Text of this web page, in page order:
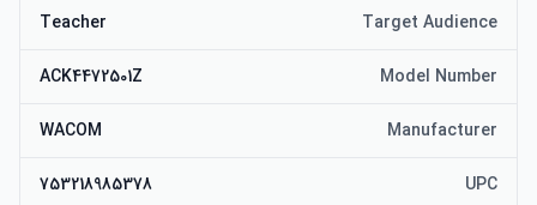
Target Audience
Teacher
Model Number
ACK4472501Z
Manufacturer
WACOM
UPC
753218985378